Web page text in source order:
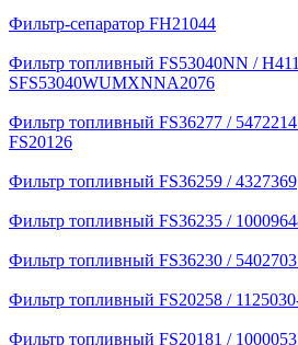
Фильтр-сепаратор FH21044
Фильтр топливный FS53040NN /
SFS53040WUMXNNA2076
Фильтр топливный FS36277 /
FS20126
Фильтр топливный FS36259 / 4327369
Фильтр топливный FS36235 /
Фильтр топливный FS36230 /
Фильтр топливный FS20258 /
Фильтр топливный FS20181 /